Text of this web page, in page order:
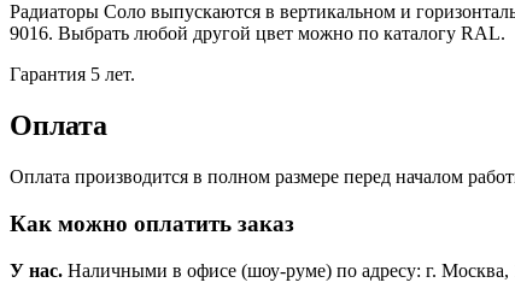
Радиаторы Соло выпускаются в вертикальном и
9016. Выбрать любой другой цвет можно по каталогу RAL.
Гарантия 5 лет.
Оплата
Оплата производится в полном размере перед началом
Как можно оплатить заказ
У нас. Наличными в офисе (шоу-руме) по адресу: г. Москва,